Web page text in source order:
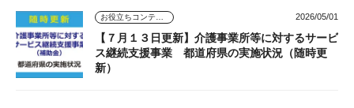
お役立ちコンテンツ 2026/05/01
【７月１３日更新】介護事業所等に対するサービ
ス継続支援事業 都道府県の実施状況（随時更
新）